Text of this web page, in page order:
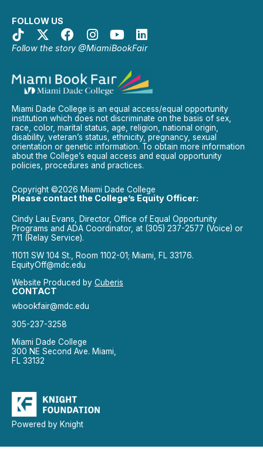
FOLLOW US
Follow the story @MiamiBookFair
Miami Dade College is an equal access/equal opportunity
institution which does not discriminate on the basis of sex,
race, color, marital status, age, religion, national origin,
disability, veteran’s status, ethnicity, pregnancy, sexual
orientation or genetic information. To obtain more information
about the College’s equal access and equal opportunity
policies, procedures and practices.
Copyright ©2026 Miami Dade College
Please contact the College’s Equity Officer:
Cindy Lau Evans, Director, Office of Equal Opportunity
Programs and ADA Coordinator, at (305) 237-2577 (Voice) or
711 (Relay Service).
11011 SW 104 St., Room 1102-01; Miami, FL 33176.
EquityOff@mdc.edu
Website Produced by Cuberis
CONTACT
wbookfair@mdc.edu
305-237-3258
Miami Dade College
300 NE Second Ave. Miami,
FL 33132
Powered by Knight